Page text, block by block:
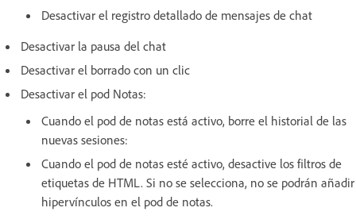
Desactivar el registro detallado de mensajes de chat
Desactivar la pausa del chat
Desactivar el borrado con un clic
Desactivar el pod Notas:
Cuando el pod de notas está activo, borre el historial de las
nuevas sesiones:
Cuando el pod de notas esté activo, desactive los filtros de
etiquetas de HTML. Si no se selecciona, no se podrán añadir
hipervínculos en el pod de notas.